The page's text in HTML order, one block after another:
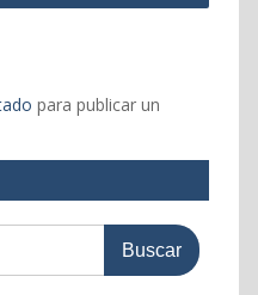
para publicar un